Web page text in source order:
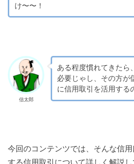
け〜〜！
信太郎
ある程度慣れてきたら
必要じゃし、その方が
に信用取引を活用する
今回のコンテンツでは、そんな信
する信用取引について詳しく解説し